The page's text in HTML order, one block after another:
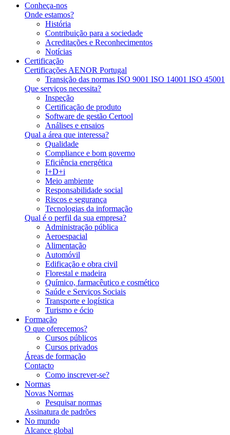
Conheça-nos
Onde estamos?
História
Contribuição para a sociedade
Acreditações e Reconhecimentos
Notícias
Certificação
Certificações AENOR Portugal
Transição das normas ISO 9001 ISO 14001 ISO 45001
Que serviços necessita?
Inspeção
Certificação de produto
Software de gestão Certool
Análises e ensaios
Qual a área que interessa?
Qualidade
Compliance e bom governo
Eficiência energética
I+D+i
Meio ambiente
Responsabilidade social
Riscos e segurança
Tecnologias da informação
Qual é o perfil da sua empresa?
Administração pública
Aeroespacial
Alimentação
Automóvil
Edificação e obra civil
Florestal e madeira
Químico, farmacêutico e cosmético
Saúde e Serviços Sociais
Transporte e logística
Turismo e ócio
Formação
O que oferecemos?
Cursos públicos
Cursos privados
Áreas de formação
Contacto
Como inscrever-se?
Normas
Novas Normas
Pesquisar normas
Assinatura de padrões
No mundo
Alcance global